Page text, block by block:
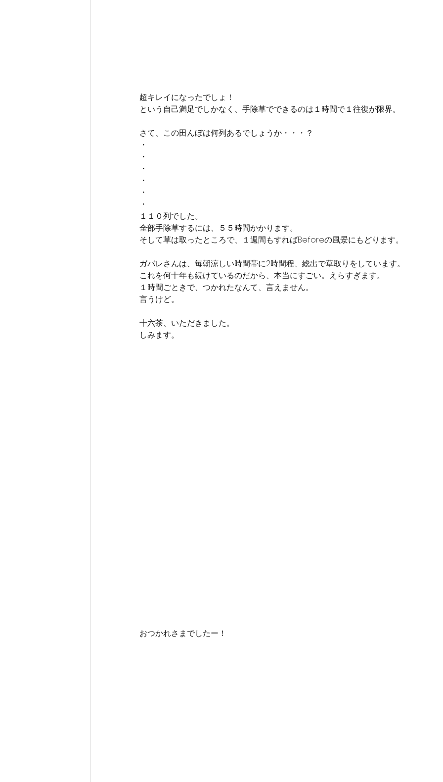
超キレイになったでしょ！
という自己満足でしかなく、手除草でできるのは１時間で１往復が限界。
さて、この田んぼは何列あるでしょうか・・・？
・
・
・
・
・
・
１１０列でした。
全部手除草するには、５５時間かかります。
そして草は取ったところで、１週間もすればBeforeの風景にもどります。
ガバレさんは、毎朝涼しい時間帯に2時間程、総出で草取りをしています。
これを何十年も続けているのだから、本当にすごい。えらすぎます。
１時間ごときで、つかれたなんて、言えません。
言うけど。
十六茶、いただきました。
しみます。
おつかれさまでしたー！